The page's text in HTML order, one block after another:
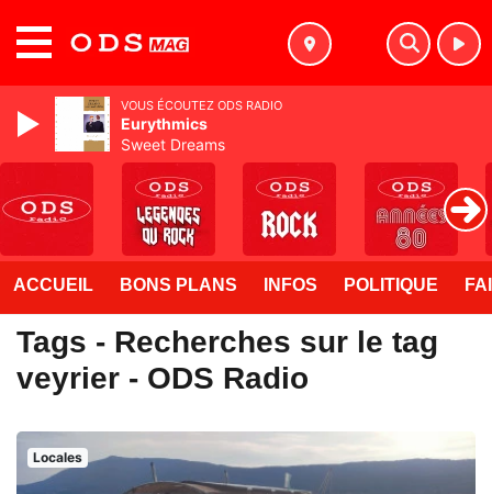
ACCUEIL BONS PLANS INFOS POLITIQUE
Tags - Recherches sur le tag
veyrier - ODS Radio
Locales
VOUS ÉCOUTEZ ODS RADIO
Eurythmics
Sweet Dreams